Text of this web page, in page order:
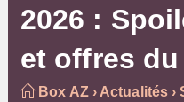
2026 :
et offres
Box AZ› Actualités ›